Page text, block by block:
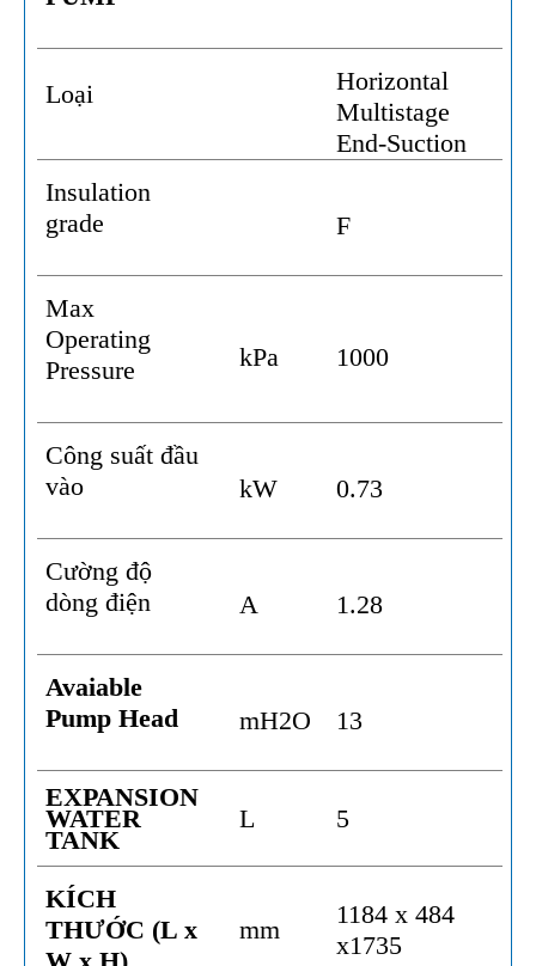
Loại
Horizontal
Multistage
End-Suction
Insulation
grade
F
Max
Operating
Pressure
kPa 1000
Công suất đầu
vào
kW 0.73
Cường độ
dòng điện
A 1.28
Avaiable
Pump Head
mH2O 13
EXPANSION
WATER
TANK
L 5
KÍCH
THƯỚC (L x
mm
1184 x 484
x1735